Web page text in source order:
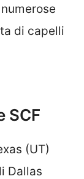
di capelli
SCF
(UT)
Dallas